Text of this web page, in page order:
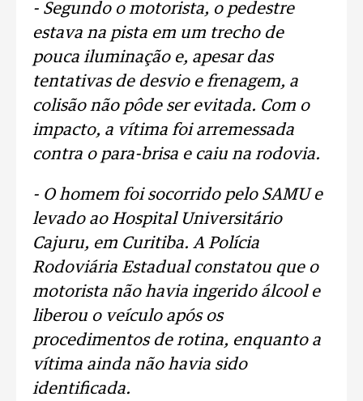
- Segundo o motorista, o pedestre
estava na pista em um trecho de
pouca iluminação e, apesar das
tentativas de desvio e frenagem, a
colisão não pôde ser evitada. Com o
impacto, a vítima foi arremessada
contra o para-brisa e caiu na rodovia.
- O homem foi socorrido pelo SAMU e
levado ao Hospital Universitário
Cajuru, em Curitiba. A Polícia
Rodoviária Estadual constatou que o
motorista não havia ingerido álcool e
liberou o veículo após os
procedimentos de rotina, enquanto a
vítima ainda não havia sido
identificada.